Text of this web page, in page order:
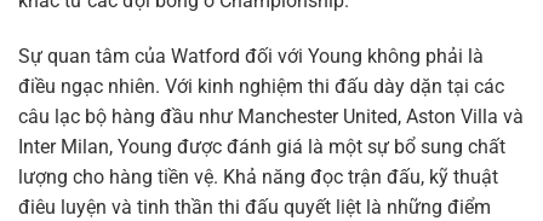
Sự quan tâm của Watford đối với Young không phải là
điều ngạc nhiên. Với kinh nghiệm thi đấu dày dặn tại các
câu lạc bộ hàng đầu như Manchester United, Aston Villa và
Inter Milan, Young được đánh giá là một sự bổ sung chất
lượng cho hàng tiền vệ. Khả năng đọc trận đấu, kỹ thuật
điêu luyện và tinh thần thi đấu quyết liệt là những điểm